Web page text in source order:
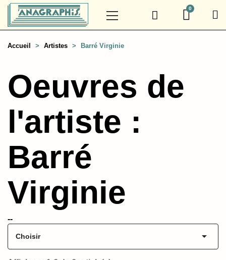
Accueil Artistes Barré Virginie
Oeuvres de
l'artiste :
Barré
Virginie
--
Choisir 